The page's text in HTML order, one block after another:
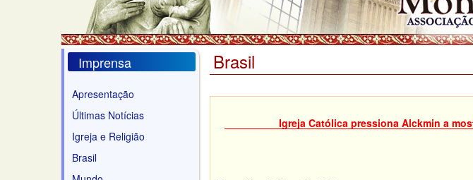
Imprensa
Apresentação
Últimas Notícias
Igreja e Religião
Brasil
Brasil
Igreja Católica pressiona Alckmin a